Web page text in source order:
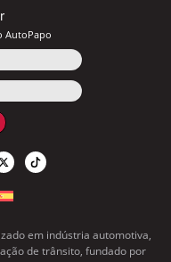
AutoPapo
em indústria automotiva,
de trânsito, fundado por